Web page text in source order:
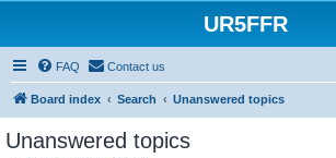
UR5FFR
FAQ Contact us
Board index Search Unanswered topics
Unanswered topics